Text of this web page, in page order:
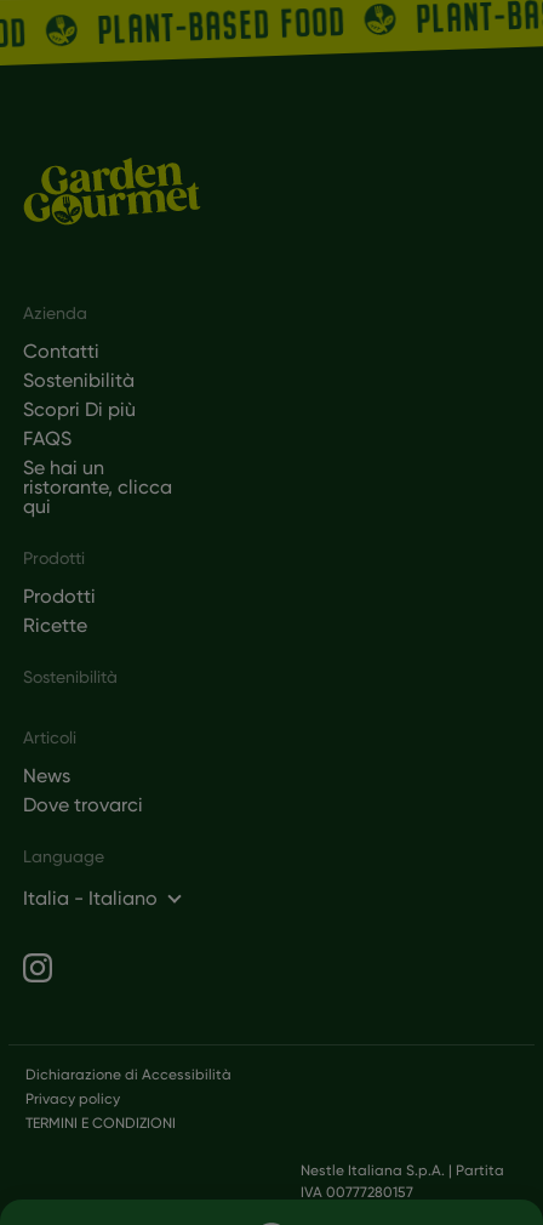
Salta al contenuto principale
PLANT-BASED FOOD PLANT-
Footer
Azienda
Contatti
Sostenibilità
Scopri Di più
FAQS
Se hai un
ristorante, clicca
qui
Prodotti
Prodotti
Ricette
Sostenibilità
Articoli
News
Dove trovarci
Language
Italia - Italiano
Legal
Dichiarazione di Accessibilità
Privacy policy
TERMINI E CONDIZIONI
Nestle Italiana S.p.A. | Partita
IVA 00777280157